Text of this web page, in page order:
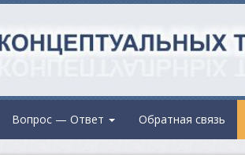
Вопрос — Ответ Обратная связь